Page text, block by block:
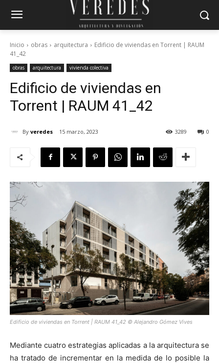
Inicio obras arquitectura
Edificio de viviendas en Torrent | RAUM
41_42
obras arquitectura vivienda colectiva
Edificio de viviendas en
Torrent | RAUM 41_42
By veredes 15 marzo, 2023 0
3289
Edificio de viviendas en Torrent | RAUM 41_42 © Alejandro Gómez Vives
Mediante cuatro estrategias aplicadas a la arquitectura se
ha tratado de incrementar en la medida de lo posible la